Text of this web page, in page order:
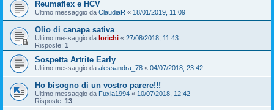
Reumaflex e HCV
Ultimo messaggio da ClaudiaR « 18/01/2019, 11:09
Olio di canapa sativa
Ultimo messaggio da lorichi « 27/08/2018, 11:43
Risposte: 1
Sospetta Artrite Early
Ultimo messaggio da alessandra_78 « 04/07/2018, 23:42
Ho bisogno di un vostro parere!!!
Ultimo messaggio da Fuxia1994 « 10/07/2018, 12:42
Risposte: 13